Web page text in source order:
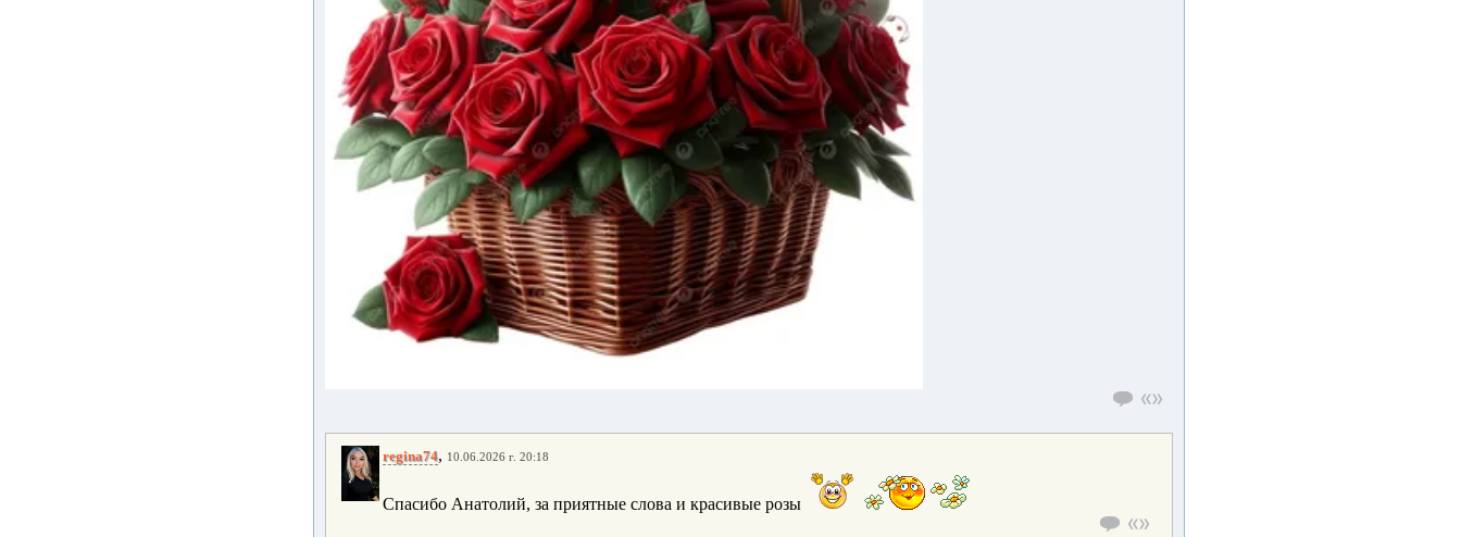
regina74, 10.06.2026 г. 20:18
Спасибо Анатолий, за приятные слова и красивые розы